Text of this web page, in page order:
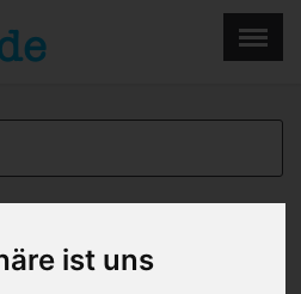
ist uns
Nightflight
×